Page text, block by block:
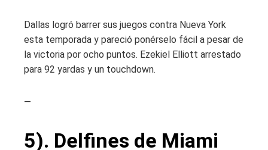
Dallas logró barrer sus juegos contra Nueva York
esta temporada y pareció ponérselo fácil a pesar de
la victoria por ocho puntos. Ezekiel Elliott arrestado
para 92 yardas y un touchdown.
—
5). Delfines de Miami